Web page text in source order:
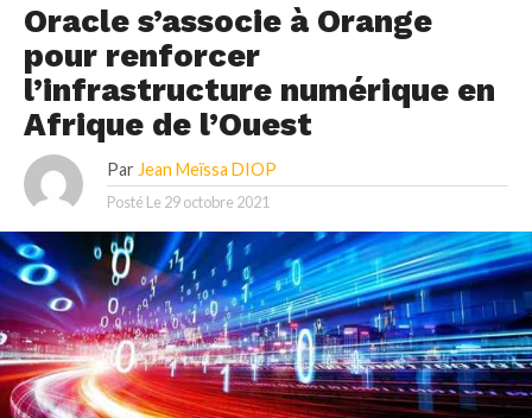
Oracle s’associe à Orange
pour renforcer
l’infrastructure numérique en
Afrique de l’Ouest
Par Jean Meïssa DIOP
Posté Le 29 octobre 2021